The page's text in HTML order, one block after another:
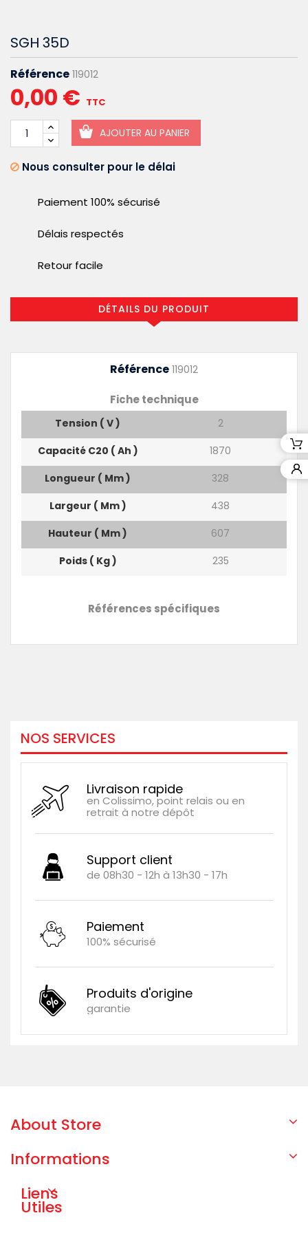
SGH 35D
Référence 119012
0,00 € TTC
AJOUTER AU PANIER
Nous consulter pour le délai
Paiement 100% sécurisé
Délais respectés
Retour facile
DÉTAILS DU PRODUIT
Référence 119012
Fiche technique
Tension ( V )
2
Capacité C20 ( Ah )
1870
Longueur ( Mm )
328
Largeur ( Mm )
438
Hauteur ( Mm )
607
Poids ( Kg )
235
Références spécifiques
NOS SERVICES
Livraison rapide
en Colissimo, point relais ou en
retrait à notre dépôt
Support client
de 08h30 - 12h à 13h30 - 17h
Paiement
100% sécurisé
Produits d'origine
garantie
About Store
Informations
Liens
Utiles